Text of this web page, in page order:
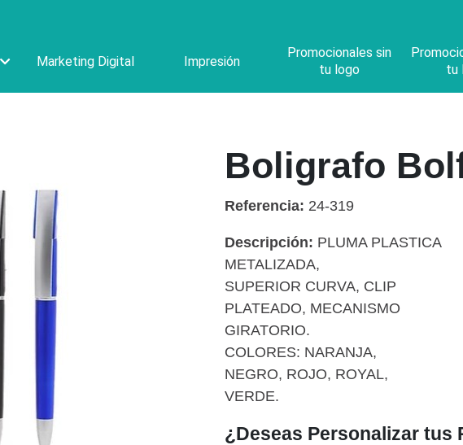
Marketing Digital Impresión
Promocionales sin
tu logo
tu
Boligrafo
Referencia: 24-319
Descripción: PLUMA PLASTICA
METALIZADA,
SUPERIOR CURVA, CLIP
PLATEADO, MECANISMO
GIRATORIO.
COLORES: NARANJA,
NEGRO, ROJO, ROYAL,
VERDE.
¿Deseas Personalizar tus